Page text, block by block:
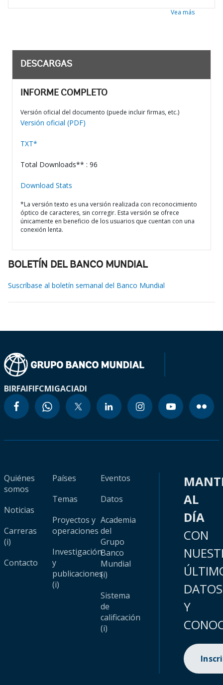
Vea más
DESCARGAS
INFORME COMPLETO
Versión oficial del documento (puede incluir firmas, etc.)
Versión oficial (PDF)
TXT*
Total Downloads** : 96
Download Stats
*La versión texto es una versión realizada con reconocimiento
óptico de caracteres, sin corregir. Esta versión se ofrece
únicamente en beneficio de los usuarios que cuentan con una
conexión lenta.
BOLETÍN DEL BANCO MUNDIAL
Suscríbase al boletín semanal del Banco Mundial
BIRFAIFIFCMIGACIADI
Quiénes
somos
Noticias
Carreras
(i)
Contacto
Países
Temas
Proyectos y
operaciones
Investigación
y
publicaciones
(i)
Eventos
Datos
Academia
del
Grupo
Banco
Mundial
(i)
Sistema
de
calificación
(i)
AL
DÍA
CON
DATOS
Y